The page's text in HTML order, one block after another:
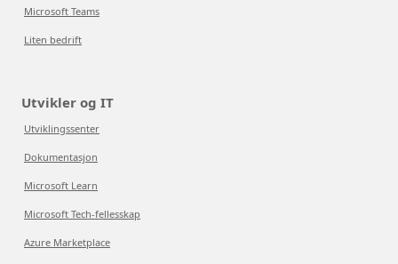
Microsoft Teams
Liten bedrift
Utvikler og IT
Utviklingssenter
Dokumentasjon
Microsoft Learn
Microsoft Tech-fellesskap
Azure Marketplace